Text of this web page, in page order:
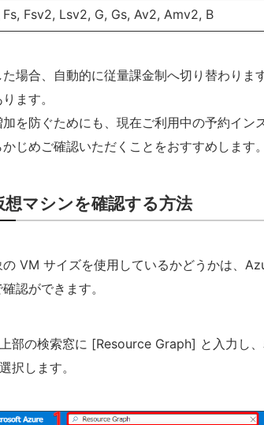
Fs, Fsv2, Lsv2, G, Gs, Av2, Amv2, B
場合、自動的に従量課金制へ切り替わりま
ます。
を防ぐためにも、現在ご利用中の予約イン
じめご確認いただくことをおすすめします。
マシンを確認する方法
VM サイズを使用しているかどうかは、
認ができます。
部の検索窓に [Resource Graph] と入力し
択します。